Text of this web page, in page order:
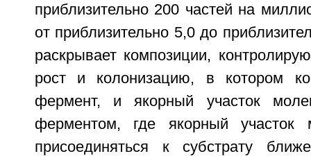
приблизительно 200 частей на
от приблизительно 5,0 до
раскрывает композиции,
рост и колонизацию, в котором
фермент, и якорный участок
ферментом, где якорный участок
присоединяться к субстрату